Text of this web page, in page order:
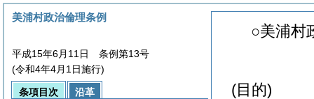
○美浦村
(目的)
美浦村政治倫理条例
平成15年6月11日 条例第13号
(令和4年4月1日施行)
条項目次
沿革